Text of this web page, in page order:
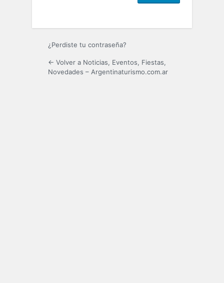
¿Perdiste tu contraseña?
← Volver a Noticias, Eventos, Fiestas,
Novedades – Argentinaturismo.com.ar